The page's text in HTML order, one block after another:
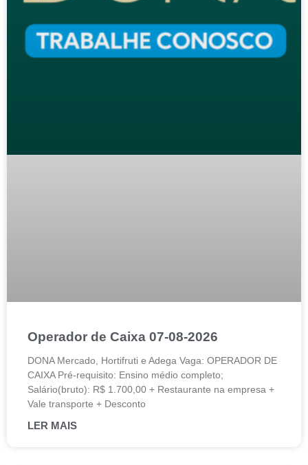
Operador de Caixa 07-08-2026
DONA Mercado, Hortifruti e Adega Vaga: OPERADOR DE
CAIXA Pré-requisito: Ensino médio completo;
Salário(bruto): R$ 1.700,00 + Restaurante na empresa +
Vale transporte + Desconto
LER MAIS